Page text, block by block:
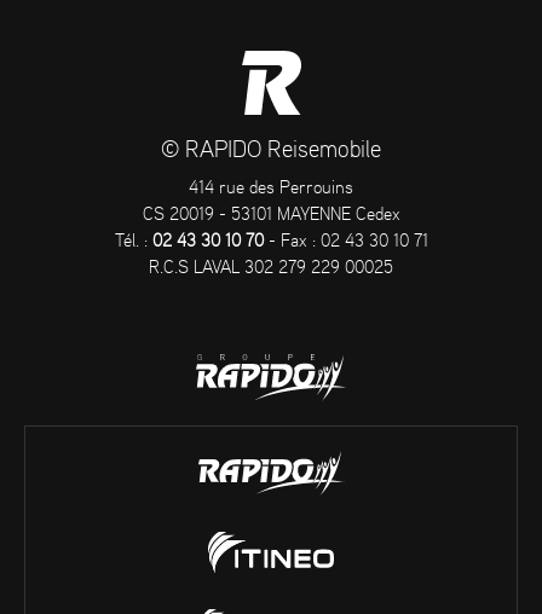
© RAPIDO Reisemobile
414 rue des Perrouins
CS 20019 - 53101 MAYENNE Cedex
Tél. : 02 43 30 10 70- Fax : 02 43 30 10 71
R.C.S LAVAL 302 279 229 00025